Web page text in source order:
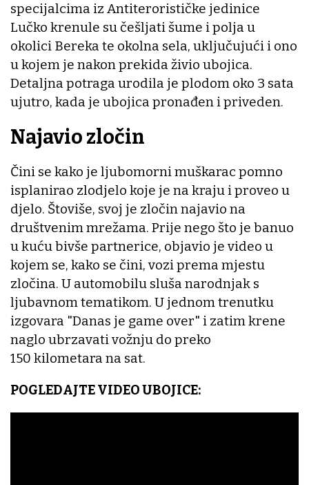
specijalcima iz Antiterorističke jedinice
Lučko krenule su češljati šume i polja u
okolici Bereka te okolna sela, uključujući i ono
u kojem je nakon prekida živio ubojica.
Detaljna potraga urodila je plodom oko 3 sata
ujutro, kada je ubojica pronađen i priveden.
Najavio zločin
Čini se kako je ljubomorni muškarac pomno
isplanirao zlodjelo koje je na kraju i proveo u
djelo. Štoviše, svoj je zločin najavio na
društvenim mrežama. Prije nego što je banuo
u kuću bivše partnerice, objavio je video u
kojem se, kako se čini, vozi prema mjestu
zločina. U automobilu sluša narodnjak s
ljubavnom tematikom. U jednom trenutku
izgovara "Danas je game over" i zatim krene
naglo ubrzavati vožnju do preko
150 kilometara na sat.
POGLEDAJTE VIDEO UBOJICE: